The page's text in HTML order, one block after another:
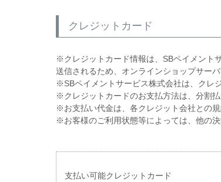
クレジットカード
※クレジットカード情報は、SBペイメント
送信されるため、オンラインショップサーバ
※SBペイメントサービス株式会社は、クレ
※クレジットカードのお支払方法は、分割
※お支払い代金は、各クレジット会社との
※お客様のご利用状態等によっては、他の
支払い可能クレジットカード